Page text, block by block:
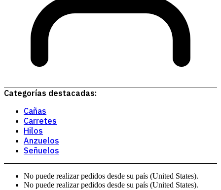
Categorías destacadas:
Cañas
Carretes
Hilos
Anzuelos
Señuelos
No puede realizar pedidos desde su país (United States).
No puede realizar pedidos desde su país (United States).